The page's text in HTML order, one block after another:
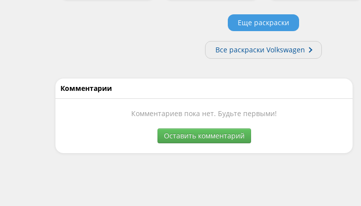
Еще раскраски
Все раскраски Volkswagen
Комментарии
Комментариев пока нет. Будьте первыми!
Оставить комментарий